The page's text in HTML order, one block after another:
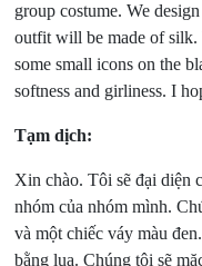
group costume. We
outfit will be made of
some small icons on the
softness and girliness. I
Tạm dịch:
Xin chào. Tôi sẽ đại diện
nhóm của nhóm mình.
và một chiếc váy màu
bằng lụa. Chúng tôi sẽ